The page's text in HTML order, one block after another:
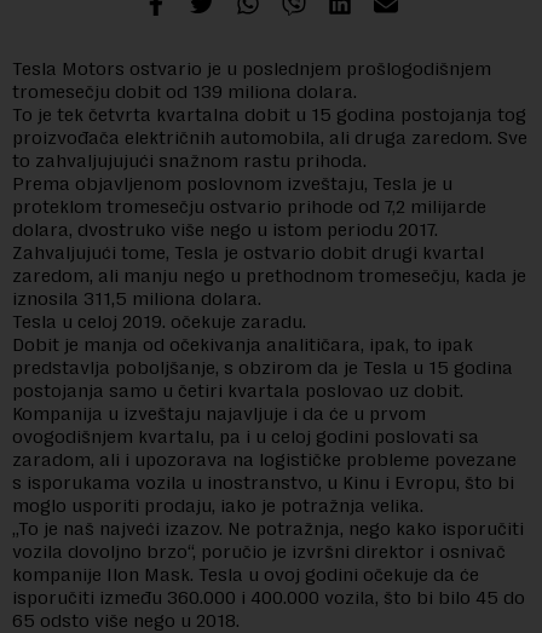
Tesla Motors ostvario je u poslednjem prošlogodišnjem
tromesečju dobit od 139 miliona dolara.
To je tek četvrta kvartalna dobit u 15 godina postojanja tog
proizvođača električnih automobila, ali druga zaredom. Sve
to zahvaljujujući snažnom rastu prihoda.
Prema objavljenom poslovnom izveštaju, Tesla je u
proteklom tromesečju ostvario prihode od 7,2 milijarde
dolara, dvostruko više nego u istom periodu 2017.
Zahvaljujući tome, Tesla je ostvario dobit drugi kvartal
zaredom, ali manju nego u prethodnom tromesečju, kada je
iznosila 311,5 miliona dolara.
Tesla u celoj 2019. očekuje zaradu.
Dobit je manja od očekivanja analitičara, ipak, to ipak
predstavlja poboljšanje, s obzirom da je Tesla u 15 godina
postojanja samo u četiri kvartala poslovao uz dobit.
Kompanija u izveštaju najavljuje i da će u prvom
ovogodišnjem kvartalu, pa i u celoj godini poslovati sa
zaradom, ali i upozorava na logističke probleme povezane
s isporukama vozila u inostranstvo, u Kinu i Evropu, što bi
moglo usporiti prodaju, iako je potražnja velika.
„To je naš najveći izazov. Ne potražnja, nego kako isporučiti
vozila dovoljno brzo“, poručio je izvršni direktor i osnivač
kompanije Ilon Mask. Tesla u ovoj godini očekuje da će
isporučiti između 360.000 i 400.000 vozila, što bi bilo 45 do
65 odsto više nego u 2018.